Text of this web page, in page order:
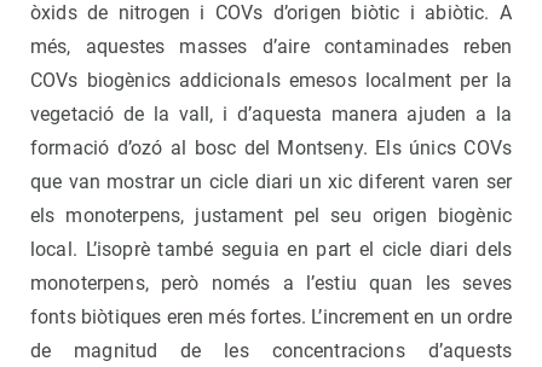
òxids de nitrogen i COVs d’origen biòtic i abiòtic. A
més, aquestes masses d’aire contaminades reben
COVs biogènics addicionals emesos localment per la
vegetació de la vall, i d’aquesta manera ajuden a la
formació d’ozó al bosc del Montseny. Els únics COVs
que van mostrar un cicle diari un xic diferent varen ser
els monoterpens, justament pel seu origen biogènic
local. L’isoprè també seguia en part el cicle diari dels
monoterpens, però només a l’estiu quan les seves
fonts biòtiques eren més fortes. L’increment en un ordre
de magnitud de les concentracions d’aquests